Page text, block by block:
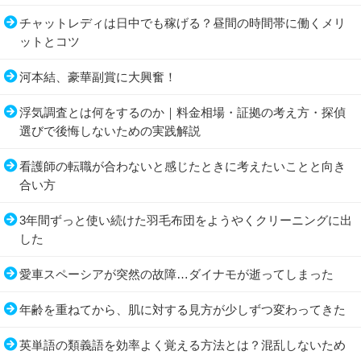
チャットレディは日中でも稼げる？昼間の時間帯に働くメリ
ットとコツ
河本結、豪華副賞に大興奮！
浮気調査とは何をするのか｜料金相場・証拠の考え方・探偵
選びで後悔しないための実践解説
看護師の転職が合わないと感じたときに考えたいことと向き
合い方
3年間ずっと使い続けた羽毛布団をようやくクリーニングに出
した
愛車スペーシアが突然の故障…ダイナモが逝ってしまった
年齢を重ねてから、肌に対する見方が少しずつ変わってきた
英単語の類義語を効率よく覚える方法とは？混乱しないため